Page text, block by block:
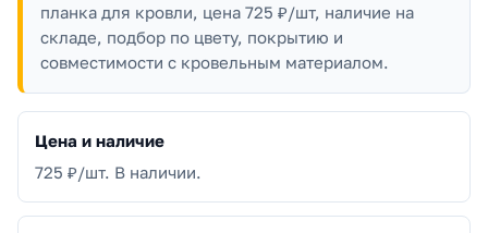
планка для кровли, цена 725 ₽/шт, наличие на
складе, подбор по цвету, покрытию и
совместимости с кровельным материалом.
Цена и наличие
725 ₽/шт. В наличии.